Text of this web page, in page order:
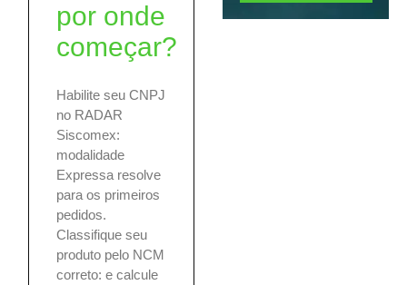
por onde
começar?
Habilite seu CNPJ
no RADAR
Siscomex:
modalidade
Expressa resolve
para os primeiros
pedidos.
Classifique seu
produto pelo NCM
correto: e calcule